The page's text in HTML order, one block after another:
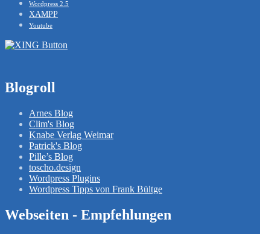
Wordpress 2.5
XAMPP
Youtube
Blogroll
Arnes Blog
Clim's Blog
Knabe Verlag Weimar
Patrick's Blog
Pille’s Blog
toscho.design
Wordpress Plugins
Wordpress Tipps von Frank Bültge
Webseiten - Empfehlungen